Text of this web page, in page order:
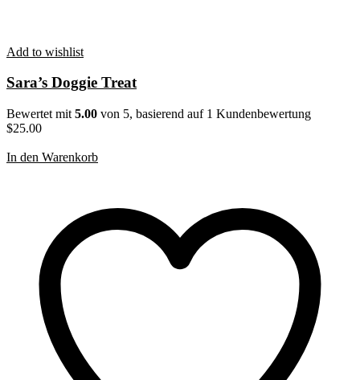
Add to wishlist
Sara’s Doggie Treat
Bewertet mit 5.00 von 5, basierend auf 1 Kundenbewertung
$25.00
In den Warenkorb